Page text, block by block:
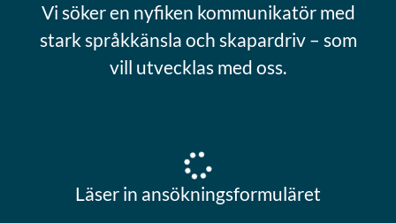
Vi söker en nyfiken kommunikatör med
stark språkkänsla och skapardriv – som
vill utvecklas med oss.
Läser in ansökningsformuläret